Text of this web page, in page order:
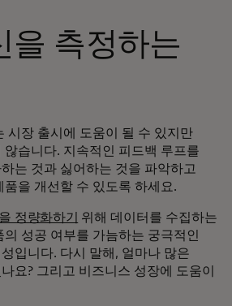
을 측정하는
시장 출시에 도움이 될 수 있지만
않습니다. 지속적인 피드백 루프를
는 것과 싫어하는 것을 파악하고
을 개선할 수 있도록 하세요.
정량화하기
위해 데이터를 수집하는
성공 여부를 가늠하는 궁극적인
입니다. 다시 말해, 얼마나 많은
요? 그리고 비즈니스 성장에 도움이